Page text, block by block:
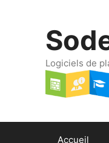
Logiciels de
Accueil